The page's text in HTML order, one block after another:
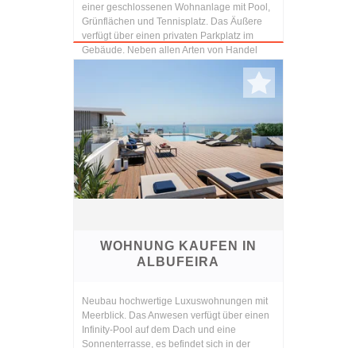
einer geschlossenen Wohnanlage mit Pool,
Grünflächen und Tennisplatz. Das Äußere
verfügt über einen privaten Parkplatz im
Gebäude. Neben allen Arten von Handel
WOHNUNG KAUFEN IN
ALBUFEIRA
Neubau hochwertige Luxuswohnungen mit
Meerblick. Das Anwesen verfügt über einen
Infinity-Pool auf dem Dach und eine
Sonnenterrasse, es befindet sich in der